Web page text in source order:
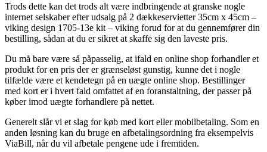
Trods dette kan det trods alt være indbringende at granske nogle
internet selskaber efter udsalg på 2 dækkeservietter 35cm x 45cm –
viking design 1705-13e kit – viking forud for at du gennemfører din
bestilling, sådan at du er sikret at skaffe sig den laveste pris.
Du må bare være så påpasselig, at ifald en online shop forhandler et
produkt for en pris der er grænseløst gunstig, kunne det i nogle
tilfælde være et kendetegn på en uægte online shop. Bestillinger
med kort er i hvert fald omfattet af en foranstaltning, der passer på
køber imod uægte forhandlere på nettet.
Generelt slår vi et slag for køb med kort eller mobilbetaling. Som en
anden løsning kan du bruge en afbetalingsordning fra eksempelvis
ViaBill, når du vil afbetale pengene ude i fremtiden.